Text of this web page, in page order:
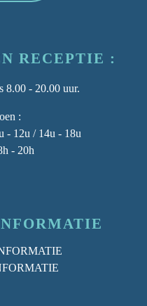
RECEPTIE :
8.00 - 20.00 uur.
:
- 12u / 14u - 18u
- 20h